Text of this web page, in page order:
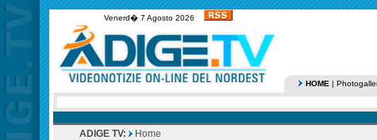
Venerd� 7 Agosto 2026
HOME |
ADIGE TV: Home